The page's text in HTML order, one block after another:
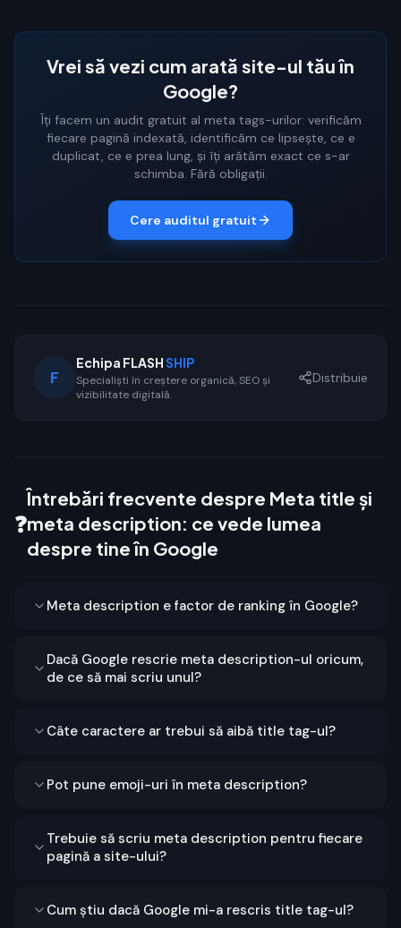
Vrei să vezi cum arată site-ul tău în
Google?
Îți facem un audit gratuit al meta tags-urilor: verificăm
fiecare pagină indexată, identificăm ce lipsește, ce e
duplicat, ce e prea lung, și îți arătăm exact ce s-ar
schimba. Fără obligații.
Cere auditul gratuit
F
Echipa FLASHSHIP
Specialiști în creștere organică, SEO și
vizibilitate digitală.
Distribuie
❓
Întrebări frecvente despre Meta title și
meta description: ce vede lumea
despre tine în Google
Meta description e factor de ranking în Google?
Dacă Google rescrie meta description-ul oricum,
de ce să mai scriu unul?
Câte caractere ar trebui să aibă title tag-ul?
Pot pune emoji-uri în meta description?
Trebuie să scriu meta description pentru fiecare
pagină a site-ului?
Cum știu dacă Google mi-a rescris title tag-ul?